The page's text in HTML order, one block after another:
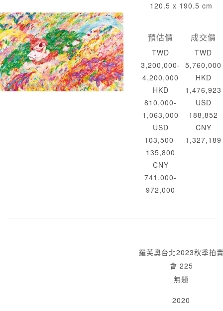
120.5 x 190.5 cm
預估價
TWD
3,200,000-
4,200,000
HKD
810,000-
1,063,000
USD
103,500-
135,800
CNY
741,000-
972,000
成交價
TWD
5,760,000
HKD
1,476,923
USD
188,852
CNY
1,327,189
羅芙奧台北2023秋季拍
會 225
無題
2020